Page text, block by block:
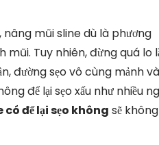
mũi sline dù là phương
Tuy nhiên, đừng quá lo
đường sẹo vô cùng mảnh và
để lại sẹo xấu như nhiều
để lại sẹo không sẽ không